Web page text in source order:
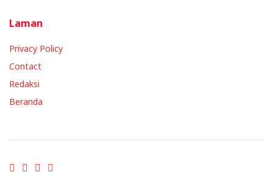
Laman
Privacy Policy
Contact
Redaksi
Beranda